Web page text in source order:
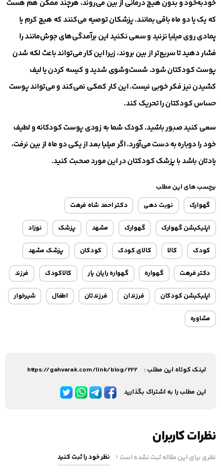
خودبه‌خود و بدون هیچ درمانی از بین می‌روند، هرچند ممکن هم هست
که یک یا دو ماه باقی بمانند. پزشکان توصیه می‌کنند که هیچ کرم یا
پمادی روی میلیا نزنید و سعی نکنید این برآمدگی‌های جوش‌مانند را
فشار دهید تا سریع‌تر از بین بروند، زیرا این کار می‌تواند باعث لکه شدن
پوست کودکتان شود. شست‌وشوی شدید و کیسه کردن یا لیف
کشیدن نیز فکر خوبی نیست. این کار کمکی نمی‌کند و می‌تواند پوست
حساس کودکتان را تحریک کند.
سعی کنید صبور باشید. کودک شما به زودی پوست کودکانه و لطیف
خود را دوباره به دست می‌آورد. اگر میلیا بعد از یکی دو ماه از بین نرفت،
یادتان باشد با پزشک کودکتان در این مورد صحبت کنید.
برچسب های این مطلب
گهوارک
نوبت دهی دکتر احمد شاه فرهت
اپلیکیشن گهوارک گهوارک مشهد پزشک نوزاد
کودک کالا کالای کودک کودکان پزشک مشهد
دکتر فرهت گهواره گهواره رایان یار کالاکودک فرزند
اپلیکیشن کودکان فرزندان فرزندتان اطفال شیرخوار
مشاوره
لینک کوتاه این مطلب : https://gahvarak.com/link/blog/222
این مطلب را به اشتراک بگذارید
نظرات کاربران
نظری برای این مقاله ثبت نشده است ! نظر خود را ثبت کنید